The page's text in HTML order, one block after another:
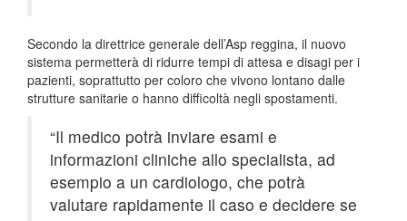
Secondo la direttrice generale dell’Asp reggina, il nuovo
sistema permetterà di ridurre tempi di attesa e disagi per i
pazienti, soprattutto per coloro che vivono lontano dalle
strutture sanitarie o hanno difficoltà negli spostamenti.
“Il medico potrà inviare esami e
informazioni cliniche allo specialista, ad
esempio a un cardiologo, che potrà
valutare rapidamente il caso e decidere se